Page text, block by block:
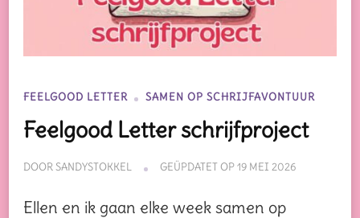
FEELGOOD LETTER SAMEN OP SCHRIJFAVONTUUR
Feelgood Letter schrijfproject
DOORSANDYSTOKKEL GEÜPDATET OP19 MEI 2026
Ellen en ik gaan elke week samen op